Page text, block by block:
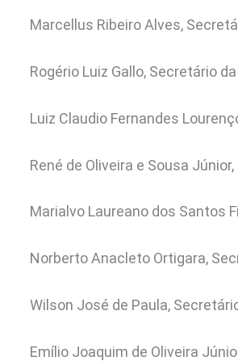
Marcellus Ribeiro Alves,
Rogério Luiz Gallo, Secretário
Luiz Claudio Fernandes
René de Oliveira e Sousa
Marialvo Laureano dos Santos
Norberto Anacleto Ortigara,
Wilson José de Paula,
Emílio Joaquim de Oliveira